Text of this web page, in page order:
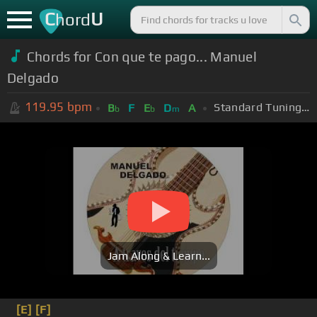
ChordU
Chords for Con que te pago... Manuel
Delgado
119.95 bpm Bb F Eb Dm A Standard Tuning (EADGBE)
Jam Along & Learn...
[E] [F]